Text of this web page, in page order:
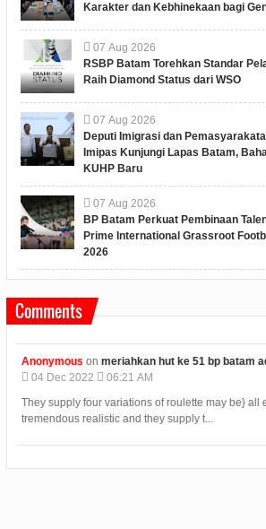
Karakter dan Kebhinekaan bagi
07 Aug 2026
RSBP Batam Torehkan Standar
Raih Diamond Status dari WSO
07 Aug 2026
Deputi Imigrasi dan
Imipas Kunjungi Lapas Batam,
KUHP Baru
07 Aug 2026
BP Batam Perkuat Pembinaan
Prime International Grassroot
2026
Comments
UnKnownonkelas bukan satu satunya tempat
12 Jul 2019
2:25 PM
Situs Judi Online Terpercaya Menyediakan
Bertransaksi Dengan Mudah 24 Jam. Deposit T...